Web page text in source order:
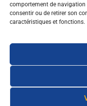
comportement de navigation
consentir ou de retirer son
caractéristiques et fonctions.